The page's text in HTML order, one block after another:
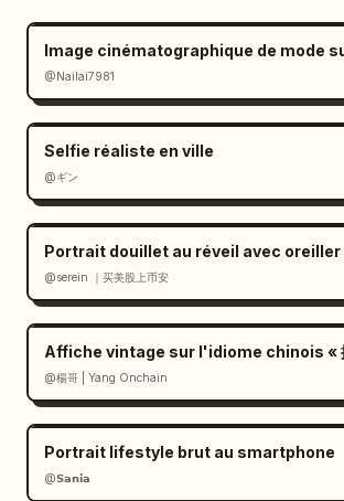
vers le panier, petits traits
soulignement"
      },
      {
        "number": 5,
        "word": "slippers",
        "example_sentence": "My slippers are
here.",
        "target_object": "paire de chaussons
roses pâle sur le sol près du
        "placement": "en bas au centre-droit,
        "doodles": "contour blanc autour des
deux chaussons, flèche courbe
@Nailai7981
Selfie réaliste en ville
@ギン
Portrait douillet au réveil avec oreiller
@serein ｜买美股上币安
Affiche vintage sur l'idiome chinois «
@楊哥 | Yang Onchain
Portrait lifestyle brut au smartphone
@𝗦𝗮𝗻𝗶𝗮